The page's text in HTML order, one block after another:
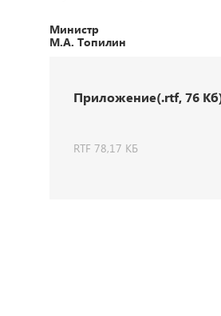
Министр
М.А. Топилин
Приложение(.rtf, 76
RTF 78,17 КБ